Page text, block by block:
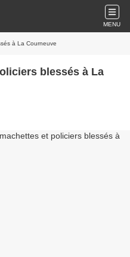
MENU
à La Courneuve
blessés à La